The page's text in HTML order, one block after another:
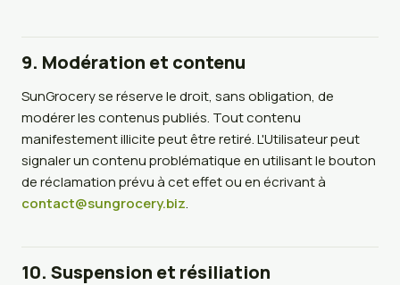
9. Modération et contenu
SunGrocery se réserve le droit, sans obligation, de
modérer les contenus publiés. Tout contenu
manifestement illicite peut être retiré. L'Utilisateur peut
signaler un contenu problématique en utilisant le bouton
de réclamation prévu à cet effet ou en écrivant à
contact@sungrocery.biz.
10. Suspension et résiliation